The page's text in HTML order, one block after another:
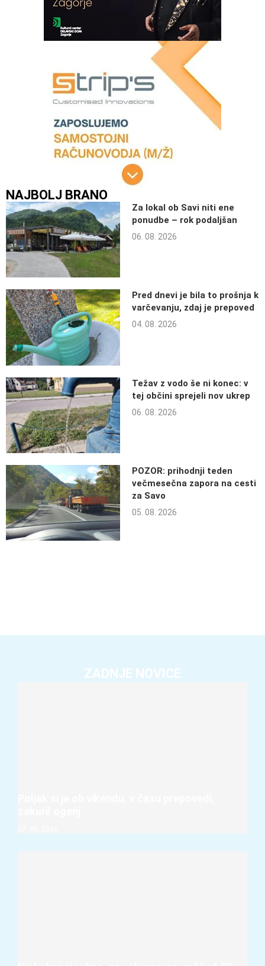
NAJBOLJ BRANO
Za lokal ob Savi niti ene
ponudbe – rok podaljšan
06. 08. 2026
Pred dnevi je bila to prošnja k
varčevanju, zdaj je prepoved
04. 08. 2026
Težav z vodo še ni konec: v
tej občini sprejeli nov ukrep
06. 08. 2026
POZOR: prihodnji teden
večmesečna zapora na cesti
za Savo
05. 08. 2026
ZADNJE NOVICE